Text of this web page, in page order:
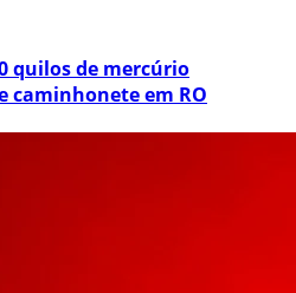
quilos de mercúrio
caminhonete em RO